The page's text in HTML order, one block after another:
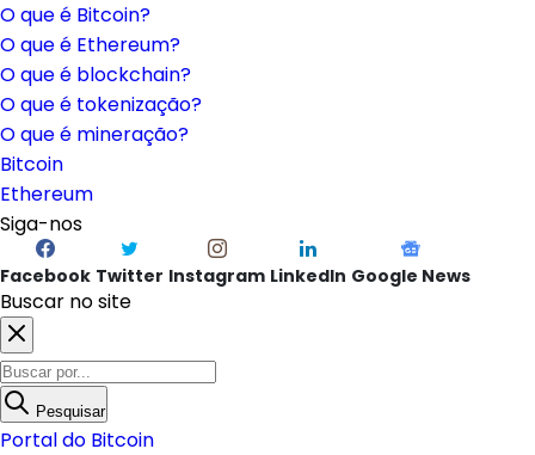
O que é Bitcoin?
O que é Ethereum?
O que é blockchain?
O que é tokenização?
O que é mineração?
Bitcoin
Ethereum
Siga-nos
Facebook Twitter Instagram LinkedIn Google News
Buscar no site
Pesquisar
Portal do Bitcoin